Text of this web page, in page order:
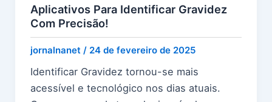
Aplicativos Para Identificar Gravidez
Com Precisão!
jornalnanet / 24 de fevereiro de 2025
Identificar Gravidez tornou-se mais
acessível e tecnológico nos dias atuais.